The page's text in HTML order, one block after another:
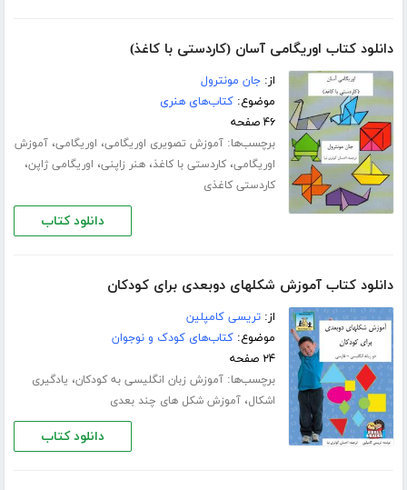
دانلود کتاب اوریگامی آسان (کاردستی با کاغذ)
از:جان مونترول
موضوع:کتاب‌های هنری
۴۶ صفحه
برچسب‌ها:آموزش تصویری اوریگامی، اوریگامی،آموزش
اوریگامی،کاردستی با کاغذ،هنر زاپنی، اوریگامی ژاپن،
کاردستی کاغذی
دانلود کتاب
دانلود کتاب آموزش شکلهای دوبعدی برای کودکان
از:تریسی کامپلین
موضوع:کتاب‌های کودک و نوجوان
۲۴ صفحه
برچسب‌ها:آموزش زبان انگلیسی به کودکان، یادگیری
اشکال،آموزش شکل های چند بعدی
دانلود کتاب